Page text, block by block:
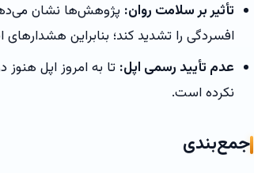
تأثیر بر سلامت روان: پژوهش‌ها نشان
افسردگی را تشدید کند؛ بنابراین
عدم تأیید رسمی اپل: تا به امروز اپل هنوز
نکرده است.
جمع‌بندی